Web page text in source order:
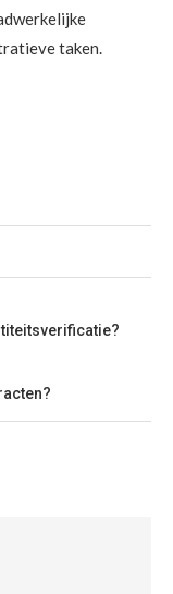
taken.